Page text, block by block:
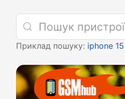
Приклад пошуку: iphone 15